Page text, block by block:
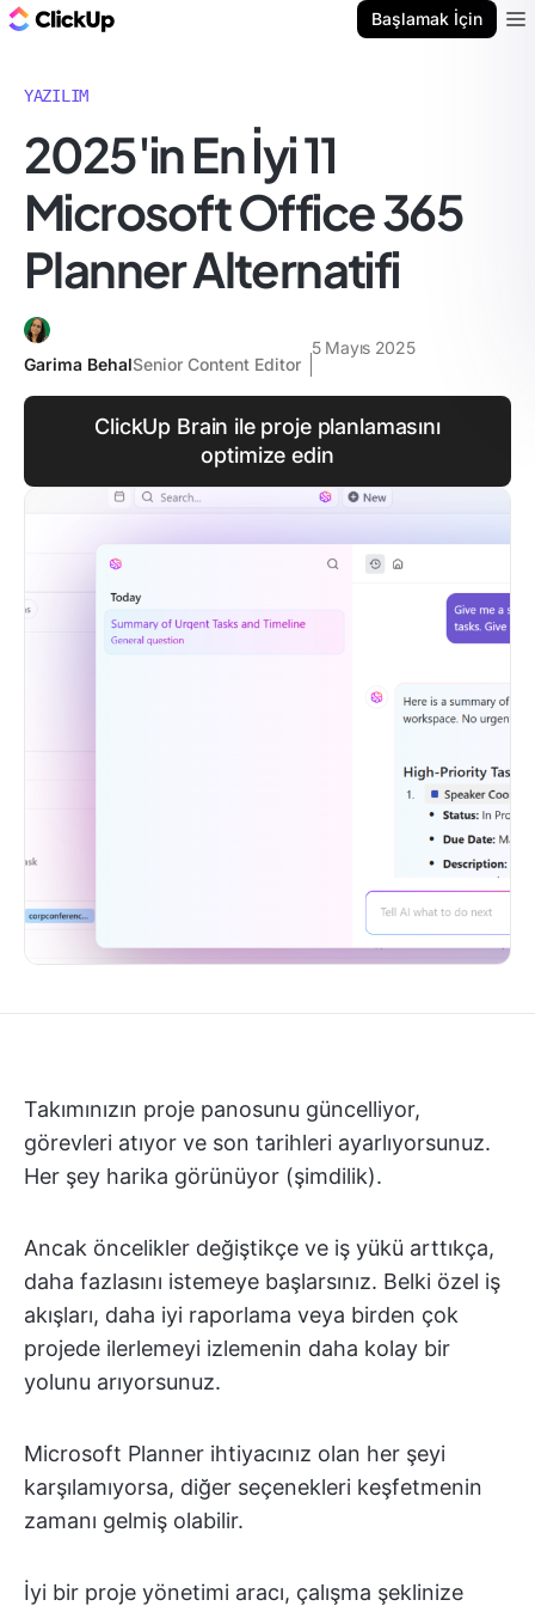
Başlamak İçin
YAZILIM
2025'in En İyi 11
Microsoft Office 365
Planner Alternatifi
Garima BehalSenior Content Editor
5 Mayıs 2025
ClickUp Brain ile proje planlamasını
optimize edin
Takımınızın proje panosunu güncelliyor,
görevleri atıyor ve son tarihleri ayarlıyorsunuz.
Her şey harika görünüyor (şimdilik).
Ancak öncelikler değiştikçe ve iş yükü arttıkça,
daha fazlasını istemeye başlarsınız. Belki özel iş
akışları, daha iyi raporlama veya birden çok
projede ilerlemeyi izlemenin daha kolay bir
yolunu arıyorsunuz.
Microsoft Planner ihtiyacınız olan her şeyi
karşılamıyorsa, diğer seçenekleri keşfetmenin
zamanı gelmiş olabilir.
İyi bir proje yönetimi aracı, çalışma şeklinize